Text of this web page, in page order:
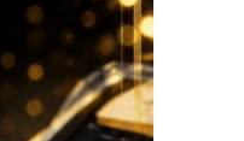
えなこ
まりん